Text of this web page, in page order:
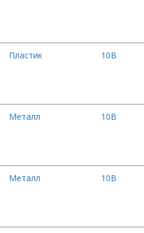
Пластик 10B
Металл 10B
Металл 10B